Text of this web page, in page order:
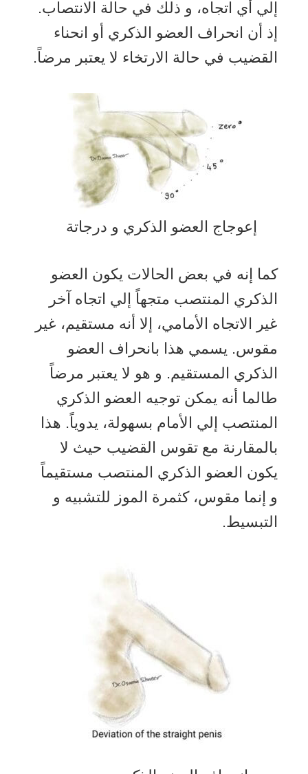
إلي أي اتجاه، و ذلك في حالة الانتصاب.
إذ أن انحراف العضو الذكري أو انحناء
القضيب في حالة الارتخاء لا يعتبر مرضاً.
إعوجاج العضو الذكري و درجاتة
كما إنه في بعض الحالات يكون العضو
الذكري المنتصب متجهاً إلي اتجاه آخر
غير الاتجاه الأمامي، إلا أنه مستقيم، غير
مقوس. يسمي هذا بانحراف العضو
الذكري المستقيم. و هو لا يعتبر مرضاً
طالما أنه يمكن توجيه العضو الذكري
المنتصب إلي الأمام بسهولة، يدوياً. هذا
بالمقارنة مع تقوس القضيب حيث لا
يكون العضو الذكري المنتصب مستقيماً
و إنما مقوس، كثمرة الموز للتشبيه و
التبسيط.